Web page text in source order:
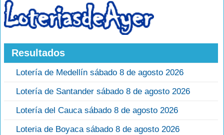
Resultados
Lotería de Medellín sábado 8 de agosto 2026
Lotería de Santander sábado 8 de agosto 2026
Lotería del Cauca sábado 8 de agosto 2026
Loteria de Boyaca sábado 8 de agosto 2026